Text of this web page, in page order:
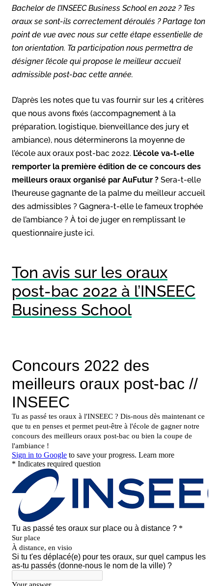
Bachelor de l’INSEEC Business School en 2022 ? Tes
oraux se sont-ils correctement déroulés ? Partage ton
point de vue avec nous sur cette étape essentielle de
ton orientation. Ta participation nous permettra de
désigner l’école qui propose le meilleur accueil
admissible post-bac cette année.
D’après les notes que tu vas fournir sur les 4 critères
que nous avons fixés (accompagnement à la
préparation, logistique, bienveillance des jury et
ambiance), nous déterminerons la moyenne de
l’école aux oraux post-bac 2022. L’école va-t-elle
remporter la première édition de ce concours des
meilleurs oraux organisé par AuFutur ? Sera-t-elle
l’heureuse gagnante de la palme du meilleur accueil
des admissibles ? Gagnera-t-elle le fameux trophée
de l’ambiance ? À toi de juger en remplissant le
questionnaire juste ici.
Ton avis sur les oraux
post-bac 2022 à l’INSEEC
Business School